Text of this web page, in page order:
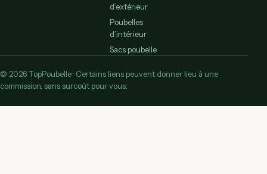
d’extérieur
Poubelles
d’intérieur
Sacs poubelle
© 2026 TopPoubelle · Certains liens peuvent donner lieu à une
commission, sans surcoût pour vous.